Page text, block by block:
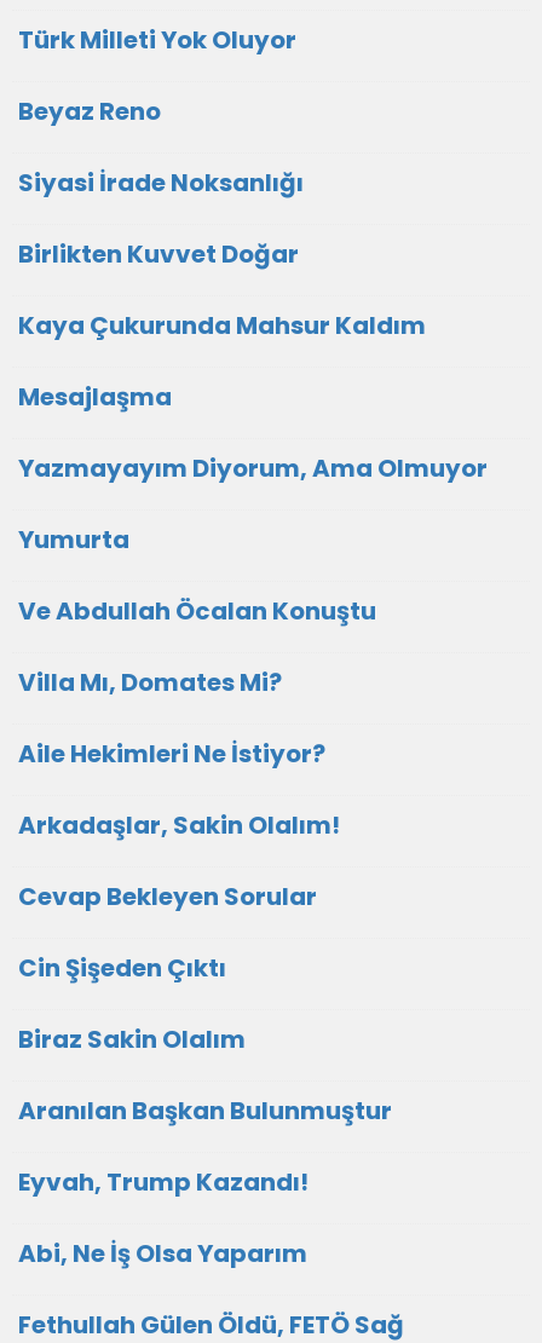
Türk Milleti Yok Oluyor
Beyaz Reno
Siyasi İrade Noksanlığı
Birlikten Kuvvet Doğar
Kaya Çukurunda Mahsur Kaldım
Mesajlaşma
Yazmayayım Diyorum, Ama Olmuyor
Yumurta
Ve Abdullah Öcalan Konuştu
Villa Mı, Domates Mi?
Aile Hekimleri Ne İstiyor?
Arkadaşlar, Sakin Olalım!
Cevap Bekleyen Sorular
Cin Şişeden Çıktı
Biraz Sakin Olalım
Aranılan Başkan Bulunmuştur
Eyvah, Trump Kazandı!
Abi, Ne İş Olsa Yaparım
Fethullah Gülen Öldü, FETÖ Sağ